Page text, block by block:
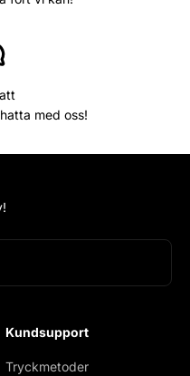
med oss!
Kundsupport
Tryckmetoder